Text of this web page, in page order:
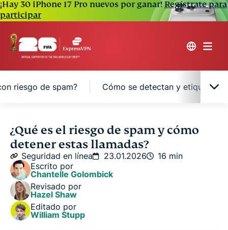
¡Hay 30 iPhone 17 Pro nuevos por ganar!Regístrate para
participar
riesgo de spam? Cómo se detectan y etiquetan
¿Qué es exactamente el riesgo de spam?
¿Por qué recibo tantas llamadas con riesgo de
spam?
¿Qué sucede si respondes una llamada con riesgo
de spam?
¿Qué es el riesgo de spam y cómo
detener estas llamadas?
Seguridad en línea 23.01.2026
16 min
Escrito por
Chantelle Golombick
Revisado por
Hazel Shaw
Editado por
William Stupp